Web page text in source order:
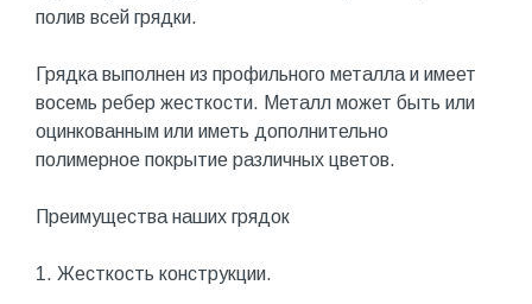
полив всей грядки.
Грядка выполнен из профильного металла и имеет
восемь ребер жесткости. Металл может быть или
оцинкованным или иметь дополнительно
полимерное покрытие различных цветов.
Преимущества наших грядок
1. Жесткость конструкции.